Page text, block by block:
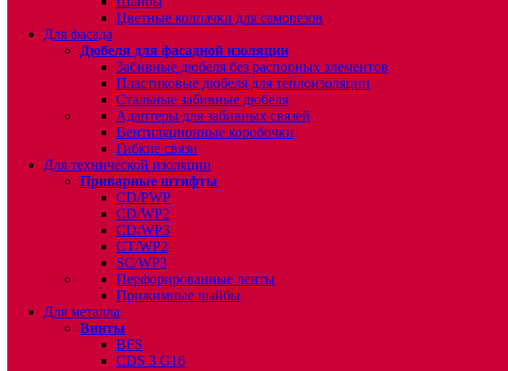
Цветные колпачки для саморезов
Для фасада
Дюбеля для фасадной изоляции
Забивные дюбеля без распорных элементов
Пластиковые дюбеля для теплоизоляции
Стальные забивные дюбеля
Адаптеры для забивных связей
Вентиляционные коробочки
Гибкие связи
Для технической изоляции
Приварные штифты
CD/PWP
CD/WP2
CD/WP3
CT/WP2
SC/WP3
Перфорированные ленты
Прижимные шайбы
Для металла
Винты
BFS
CDS 3 G16